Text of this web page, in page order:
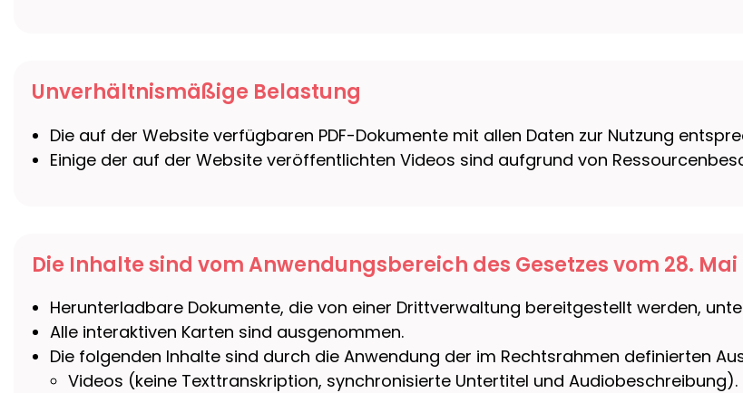
Unverhältnismäßige Belastung
Die auf der Website verfügbaren PDF-Dokumente mit allen Daten zur Nutzung
Einige der auf der Website veröffentlichten Videos sind aufgrund von
Die Inhalte sind vom Anwendungsbereich des Gesetzes vom 28. Mai
Herunterladbare Dokumente, die von einer Drittverwaltung bereitgestellt werden,
Alle interaktiven Karten sind ausgenommen.
Die folgenden Inhalte sind durch die Anwendung der im Rechtsrahmen definierten
Videos (keine Texttranskription, synchronisierte Untertitel und Audiobeschreibung).